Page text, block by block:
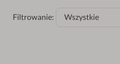
Filtrowanie: Wszystkie